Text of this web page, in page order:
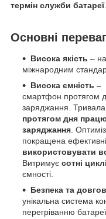
термін служби батареї.
Основні
Висока якість –
міжнародним
Висока ємність –
смартфон протягом
заряджання.
протягом дня
заряджання .
покращена
використовувати
Витримує сотні
ємності.
Безпека та
унікальна система
перегріванню батареї.